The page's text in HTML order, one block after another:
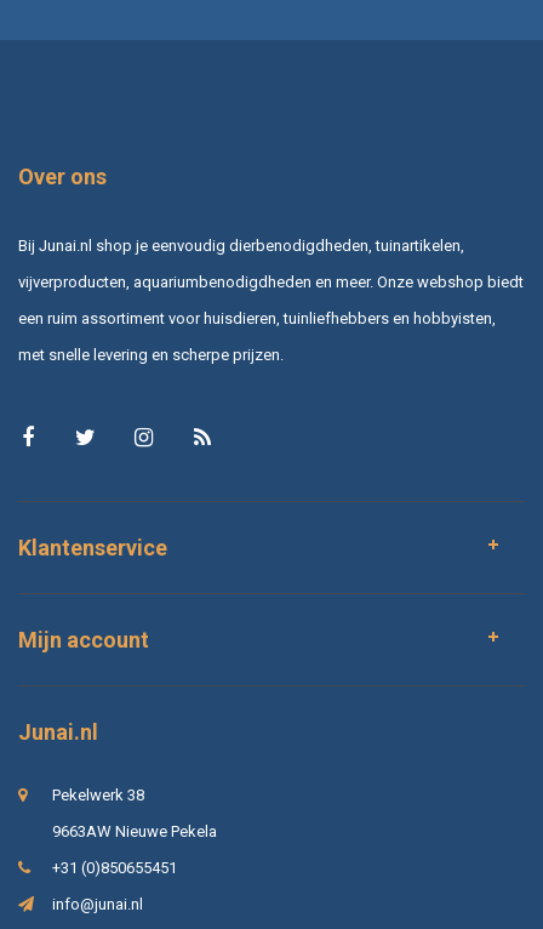
Over ons
Bij Junai.nl shop je eenvoudig dierbenodigdheden, tuinartikelen,
vijverproducten, aquariumbenodigdheden en meer. Onze webshop biedt
een ruim assortiment voor huisdieren, tuinliefhebbers en hobbyisten,
met snelle levering en scherpe prijzen.
Klantenservice
Mijn account
Junai.nl
Pekelwerk 38
9663AW Nieuwe Pekela
+31 (0)850655451
info@junai.nl